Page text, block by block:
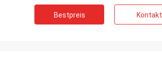
Emily White
Wir benötigten einen geräuscharmen
Bestpreis Kontakt